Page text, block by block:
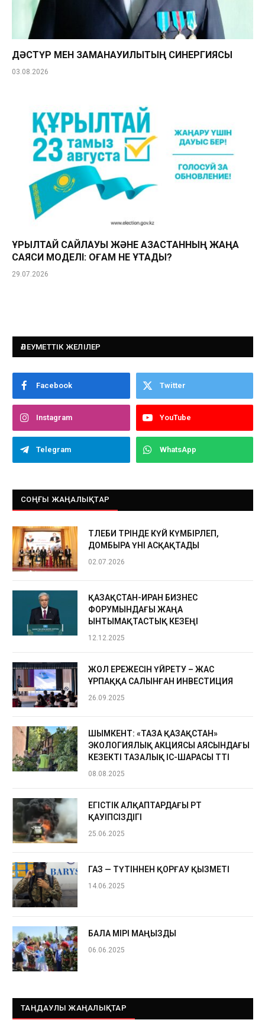
ДӘСТҮР МЕН ЗАМАНАУИЛЫҚТЫҢ СИНЕРГИЯСЫ
03.08.2026
ҚҰРЫЛТАЙ САЙЛАУЫ ЖӘНЕ ҚАЗАҚСТАННЫҢ ЖАҢА
САЯСИ МОДЕЛІ: ҚОҒАМ НЕ ҰТАДЫ?
29.07.2026
ӘЛЕУМЕТТІК ЖЕЛІЛЕР
Facebook Twitter
Instagram YouTube
Telegram WhatsApp
СОҢҒЫ ЖАҢАЛЫҚТАР
ТӨЛЕБИ ТӨРІНДЕ КҮЙ КҮМБІРЛЕП,
ДОМБЫРА ҮНІ АСҚАҚТАДЫ
02.07.2026
ҚАЗАҚСТАН-ИРАН БИЗНЕС
ФОРУМЫНДАҒЫ ЖАҢА
ЫНТЫМАҚТАСТЫҚ КЕЗЕҢІ
12.12.2025
ЖОЛ ЕРЕЖЕСІН ҮЙРЕТУ – ЖАС
ҰРПАҚҚА САЛЫНҒАН ИНВЕСТИЦИЯ
26.09.2025
ШЫМКЕНТ: «ТАЗА ҚАЗАҚСТАН»
ЭКОЛОГИЯЛЫҚ АКЦИЯСЫ АЯСЫНДАҒЫ
КЕЗЕКТІ ТАЗАЛЫҚ ІС-ШАРАСЫ ӨТТІ
08.08.2025
ЕГІСТІК АЛҚАПТАРДАҒЫ ӨРТ
ҚАУІПСІЗДІГІ
25.06.2025
ГАЗ — ТҮТІННЕН ҚОРҒАУ ҚЫЗМЕТІ
14.06.2025
БАЛА ӨМІРІ МАҢЫЗДЫ
06.06.2025
ТАҢДАУЛЫ ЖАҢАЛЫҚТАР